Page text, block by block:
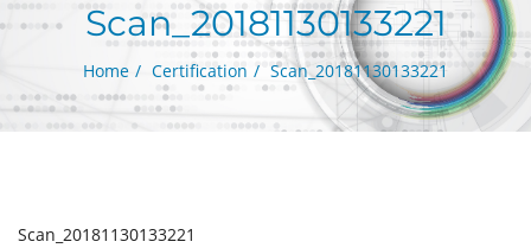
Scan_20181130133221
Home Certification Scan_20181130133221
Scan_20181130133221